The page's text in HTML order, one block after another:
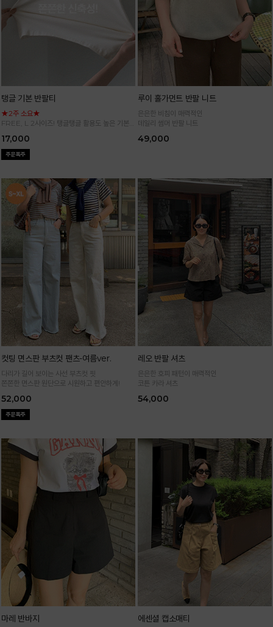
탱글 기본 반팔티
★2주 소요★
FREE, L 2사이즈! 탱글탱글 활용도 높은 기본
17,000
루이 홀가먼트 반팔 니트
은은한 비침이 매력적인
데일리 썸머 반팔 니트
49,000
컷팅 면스판 부츠컷 팬츠-여름ver.
다리가 길어 보이는 사선 부츠컷 핏
쫀쫀한 면스판 원단으로 시원하고 편안하게!
52,000
레오 반팔 셔츠
은은한 호피 패턴이 매력적인
코튼 카라 셔츠
54,000
마레 반바지 에센셜 캡소매티